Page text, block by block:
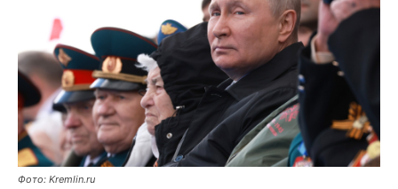
Фото: Kremlin.ru